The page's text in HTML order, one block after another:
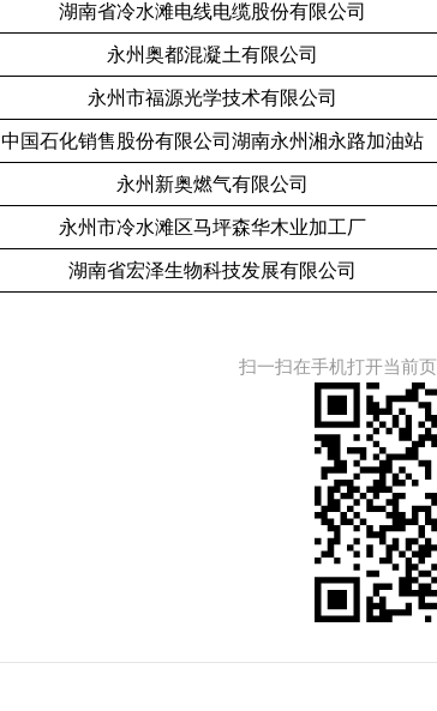
湖南省冷水滩电线电缆股份有限公司
永州奥都混凝土有限公司
永州市福源光学技术有限公司
中国石化销售股份有限公司湖南永州湘永路加油站
永州新奥燃气有限公司
永州市冷水滩区马坪森华木业加工厂
湖南省宏泽生物科技发展有限公司
扫一扫在手机打开当前页